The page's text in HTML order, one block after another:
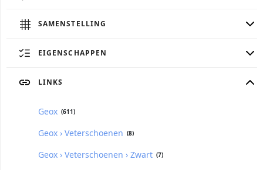
SAMENSTELLING
EIGENSCHAPPEN
LINKS
Geox (611)
Geox › Veterschoenen (8)
Geox › Veterschoenen › Zwart (7)